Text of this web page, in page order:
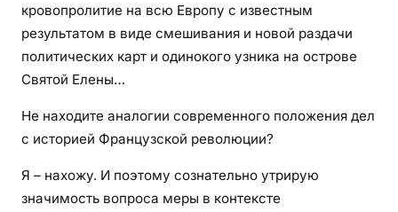
кровопролитие на всю Европу с известным
результатом в виде смешивания и новой раздачи
политических карт и одинокого узника на острове
Святой Елены…
Не находите аналогии современного положения дел
с историей Французской революции?
Я – нахожу. И поэтому сознательно утрирую
значимость вопроса меры в контексте